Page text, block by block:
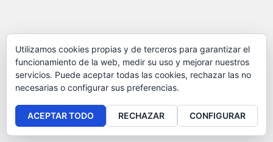
Utilizamos cookies propias y de terceros para garantizar el
funcionamiento de la web, medir su uso y mejorar nuestros
servicios. Puede aceptar todas las cookies, rechazar las no
necesarias o configurar sus preferencias.
ACEPTAR TODO RECHAZAR CONFIGURAR